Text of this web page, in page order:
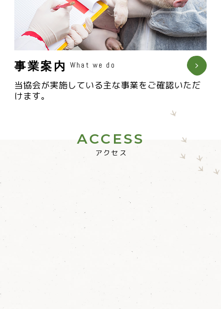
事業案内 What we do
当協会が実施している主な事業をご確認いただ
けます。
ACCESS
アクセス